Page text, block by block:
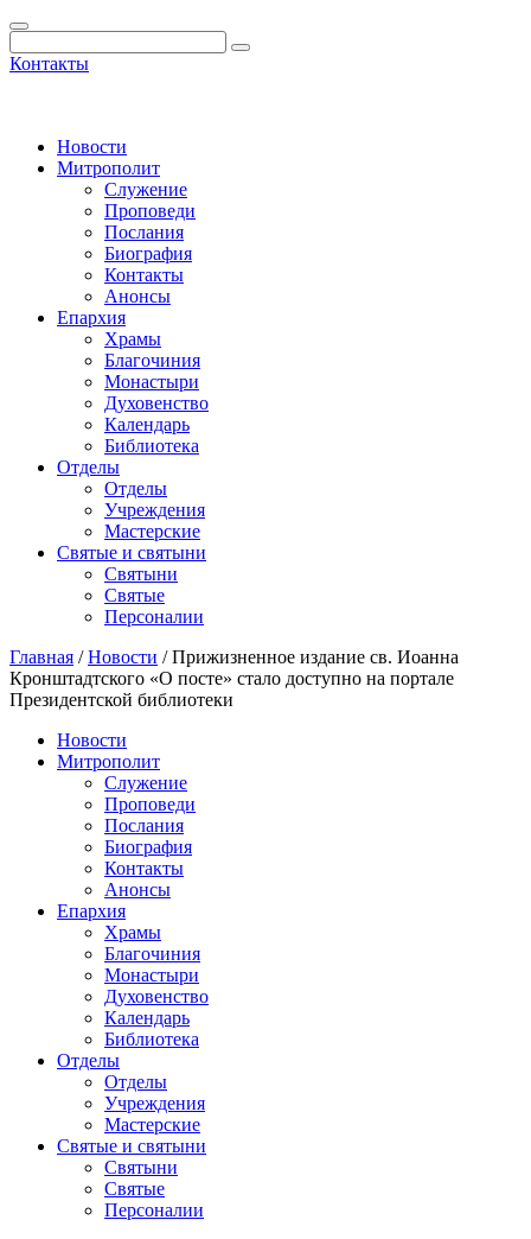
Контакты
Новости
Митрополит
Служение
Проповеди
Послания
Биография
Контакты
Анонсы
Епархия
Храмы
Благочиния
Монастыри
Духовенство
Календарь
Библиотека
Отделы
Отделы
Учреждения
Мастерские
Святые и святыни
Cвятыни
Cвятые
Персоналии
Главная /Новости /Прижизненное издание св. Иоанна
Кронштадтского «О посте» стало доступно на портале
Президентской библиотеки
Новости
Митрополит
Служение
Проповеди
Послания
Биография
Контакты
Анонсы
Епархия
Храмы
Благочиния
Монастыри
Духовенство
Календарь
Библиотека
Отделы
Отделы
Учреждения
Мастерские
Святые и святыни
Cвятыни
Cвятые
Персоналии